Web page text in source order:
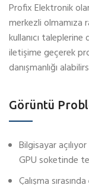
Profix Elektronik
merkezli olmamıza
kullanıcı
iletişime geçerek
danışmanlığı
Görüntü
Bilgisayar
GPU soketinde
Çalışma